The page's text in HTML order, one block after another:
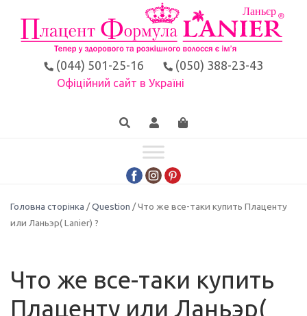
(044) 501-25-16 (050) 388-23-43
Офіційний сайт в Україні
Головна сторінка /Question / Что же все-таки купить Плаценту
или Ланьэр( Lanier) ?
Что же все-таки купить
Плаценту или Ланьэр(